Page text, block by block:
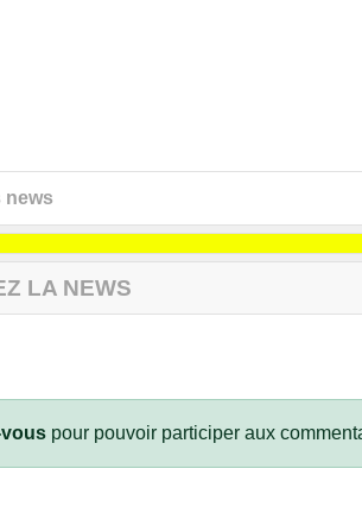
news
LA NEWS
pour pouvoir participer aux